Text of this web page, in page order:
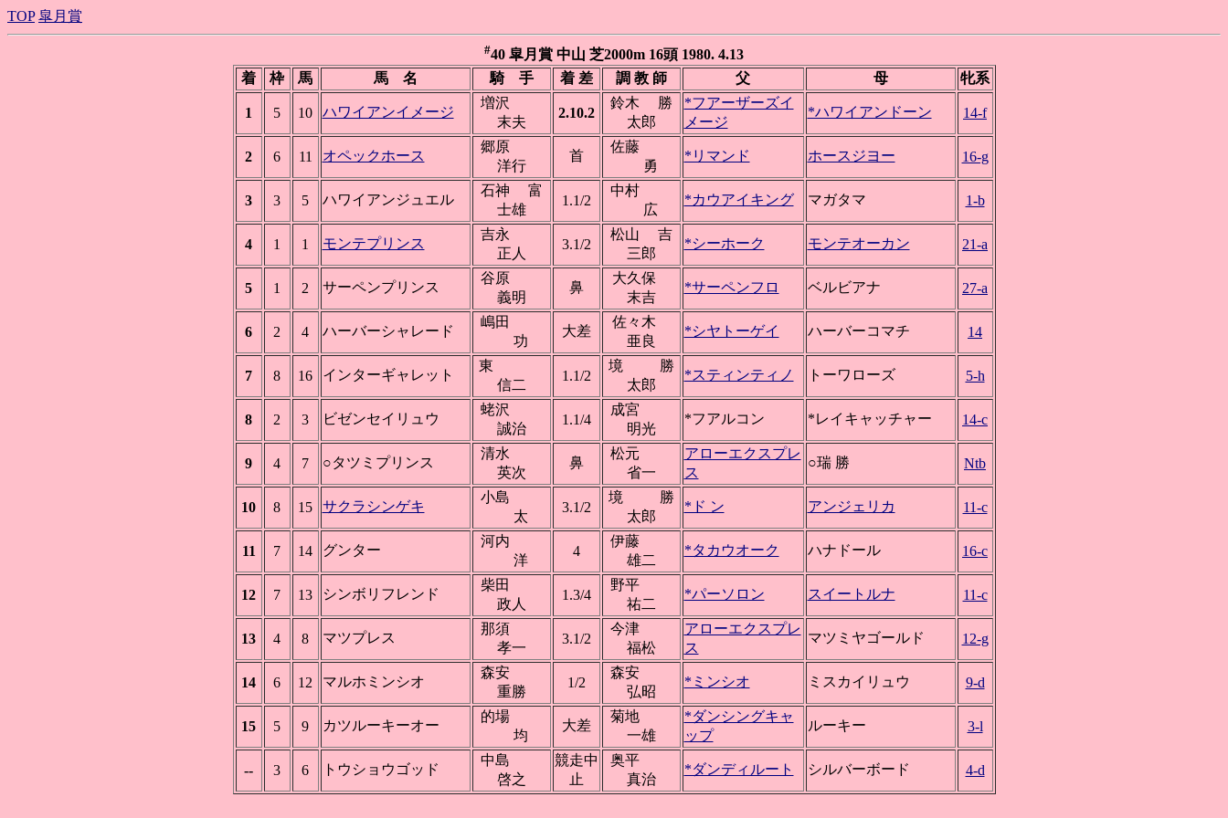
TOP 皐月賞
#40 皐月賞 中山 芝2000m 16頭 1980. 4.13
着
枠 馬 馬 名 騎 手 着 差 調 教 師 父 母 牝系
1 5 10 ハワイアンイメージ
増沢
末夫
2.10.2
鈴木 勝
太郎
*フアーザーズイ
メージ
*ハワイアンドーン 14-f
2 6 11 オペックホース
郷原
洋行
首
佐藤
勇
*リマンド ホースジヨー 16-g
3 3 5 ハワイアンジュエル
石神 富
士雄
1.1/2
中村
広
*カウアイキング マガタマ 1-b
4 1 1 モンテプリンス
吉永
正人
3.1/2
松山 吉
三郎
*シーホーク モンテオーカン 21-a
5 1 2 サーペンプリンス
谷原
義明
鼻
大久保
末吉
*サーペンフロ ベルビアナ 27-a
6 2 4 ハーバーシャレード
嶋田
功
大差
佐々木
亜良
*シヤトーゲイ ハーバーコマチ 14
7 8 16 インターギャレット
東
信二
1.1/2
境 勝
太郎
*スティンティノ トーワローズ 5-h
8 2 3 ビゼンセイリュウ
蛯沢
誠治
1.1/4
成宮
明光
*フアルコン *レイキャッチャー 14-c
9 4 7 ○タツミプリンス
清水
英次
鼻
松元
省一
アローエクスプレ
ス
○瑞 勝 Ntb
10 8 15 サクラシンゲキ
小島
太
3.1/2
境 勝
太郎
*ド ン アンジェリカ 11-c
11 7 14 グンター
河内
洋
4
伊藤
雄二
*タカウオーク ハナドール 16-c
12 7 13 シンボリフレンド
柴田
政人
1.3/4
野平
祐二
*パーソロン スイートルナ 11-c
13 4 8 マツプレス
那須
孝一
3.1/2
今津
福松
アローエクスプレ
ス
マツミヤゴールド 12-g
14 6 12 マルホミンシオ
森安
重勝
1/2
森安
弘昭
*ミンシオ ミスカイリュウ 9-d
15 5 9 カツルーキーオー
的場
均
大差
菊地
一雄
*ダンシングキャ
ップ
ルーキー 3-l
-- 3 6 トウショウゴッド
中島
啓之
競走中
止
奥平
真治
*ダンディルート シルバーボード 4-d